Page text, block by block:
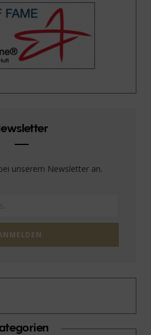
unserem Newsletter an.